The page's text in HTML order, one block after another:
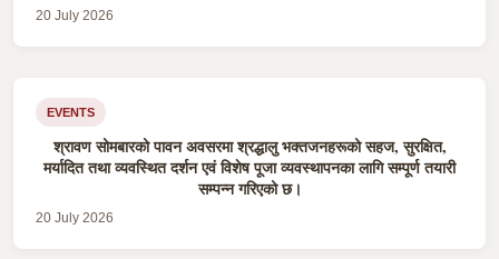
20 July 2026
EVENTS
श्रावण सोमबारको पावन अवसरमा श्रद्धालु भक्तजनहरूको सहज, सुरक्षित,
मर्यादित तथा व्यवस्थित दर्शन एवं विशेष पूजा व्यवस्थापनका लागि सम्पूर्ण तयारी
सम्पन्न गरिएको छ।
20 July 2026